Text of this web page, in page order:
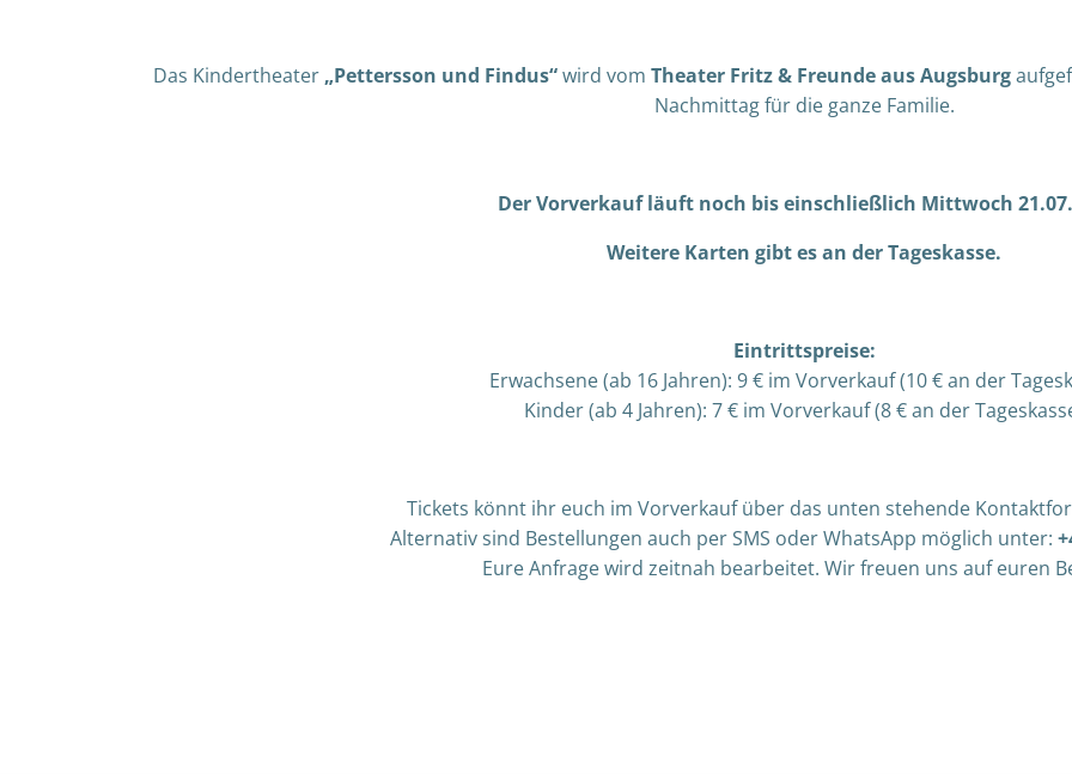
Das Kindertheater „Pettersson und Findus“wird vom Theater Fritz & Freunde aus Augsburg
Nachmittag für die ganze Familie.
Der Vorverkauf läuft noch bis einschließlich Mittwoch
Weitere Karten gibt es an der Tageskasse.
Eintrittspreise:
Erwachsene (ab 16 Jahren): 9 € im Vorverkauf (10 € an der
Kinder (ab 4 Jahren): 7 € im Vorverkauf (8 € an der
Tickets könnt ihr euch im Vorverkauf über das unten stehende
Alternativ sind Bestellungen auch per SMS oder WhatsApp möglich unter:
Eure Anfrage wird zeitnah bearbeitet. Wir freuen uns auf euren